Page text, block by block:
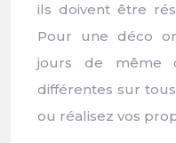
ils doivent être
Pour une déco
jours de même
différentes sur
ou réalisez vos